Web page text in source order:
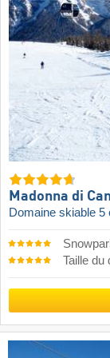
Madonna di
Domaine skiable 5
Taille du